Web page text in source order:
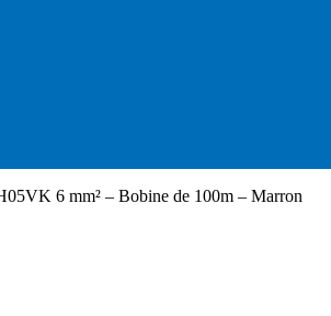
6 mm² – Bobine de 100m – Marron